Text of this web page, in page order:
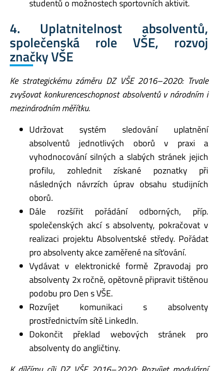
studentů o možnostech sportovních aktivit.
4. Uplatnitelnost absolventů,
společenská role VŠE, rozvoj
značky VŠE
Ke strategickému záměru DZ VŠE 2016–2020: Trvale
zvyšovat konkurenceschopnostabsolventů v národním i
mezinárodním měřítku.
Udržovat systém sledování uplatnění
absolventů jednotlivých oborů v praxi a
vyhodnocování silných a slabých stránek jejich
profilu, zohlednit získané poznatky při
následných návrzích úprav obsahu studijních
oborů.
Dále rozšířit pořádání odborných, příp.
společenských akcí s absolventy, pokračovat v
realizaci projektu Absolventské středy. Pořádat
pro absolventy akce zaměřené na síťování.
Vydávat v elektronické formě Zpravodaj pro
absolventy 2x ročně, opětovně připravit tištěnou
podobu pro Den s VŠE.
Rozvíjet komunikaci s absolventy
prostřednictvím sítě LinkedIn.
Dokončit překlad webových stránek pro
absolventy do angličtiny.